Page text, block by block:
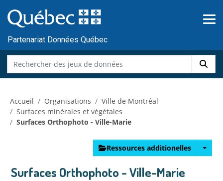
au
contenu
Partenariat Données Québec
Accueil Organisations
Ville de Montréal
Surfaces minérales et végétales
Surfaces Orthophoto - Ville-Marie
Ressources additionelles
Surfaces Orthophoto - Ville-Marie